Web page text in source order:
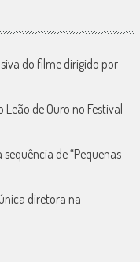
do filme dirigido por
de Ouro no Festival
de “Pequenas
diretora na